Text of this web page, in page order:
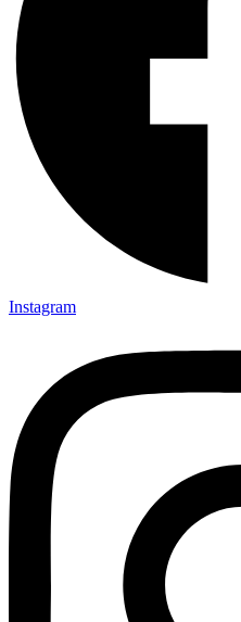
Instagram